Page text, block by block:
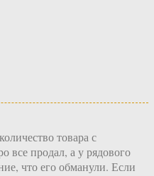
товара с
все продал, а у рядового
что его обманули. Если